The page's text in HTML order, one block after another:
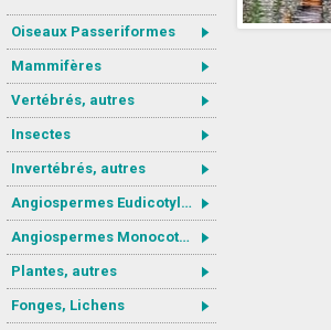
Oiseaux Passeriformes
Mammifères
Vertébrés, autres
Insectes
Invertébrés, autres
Angiospermes Eudicotylédones
Angiospermes Monocotylédones
Plantes, autres
Fonges, Lichens